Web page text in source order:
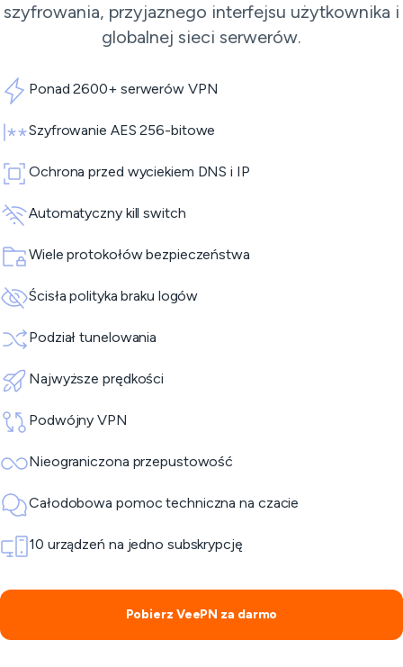
szyfrowania, przyjaznego interfejsu użytkownika i
globalnej sieci serwerów.
Ponad 2600+ serwerów VPN
Szyfrowanie AES 256-bitowe
Ochrona przed wyciekiem DNS i IP
Automatyczny kill switch
Wiele protokołów bezpieczeństwa
Ścisła polityka braku logów
Podział tunelowania
Najwyższe prędkości
Podwójny VPN
Nieograniczona przepustowość
Całodobowa pomoc techniczna na czacie
10 urządzeń na jedno subskrypcję
Pobierz VeePN za darmo